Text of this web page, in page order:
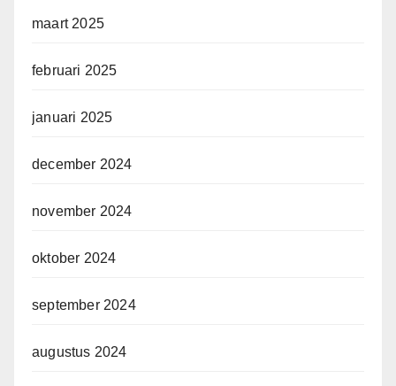
maart 2025
februari 2025
januari 2025
december 2024
november 2024
oktober 2024
september 2024
augustus 2024